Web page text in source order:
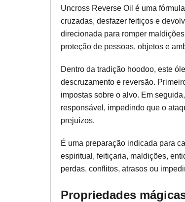
Uncross Reverse Oil é uma
cruzadas, desfazer feitiços e
direcionada para romper
proteção de pessoas, objetos e
Dentro da tradição hoodoo, este
descruzamento e reversão.
impostas sobre o alvo. Em
responsável, impedindo que o
prejuízos.
É uma preparação indicada para
espiritual, feitiçaria, maldições,
perdas, conflitos, atrasos ou
Propriedades